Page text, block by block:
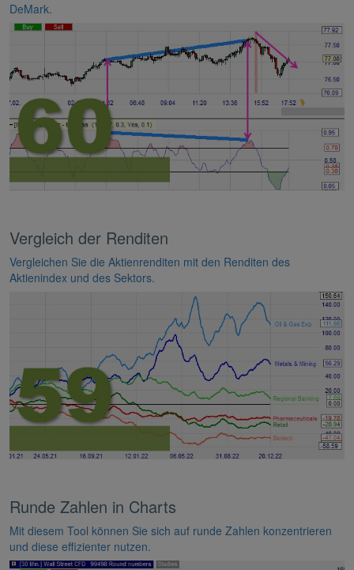
DeMark.
Vergleich der Renditen
Vergleichen Sie die Aktienrenditen mit den Renditen des
Aktienindex und des Sektors.
Runde Zahlen in Charts
Mit diesem Tool können Sie sich auf runde Zahlen konzentrieren
und diese effizienter nutzen.